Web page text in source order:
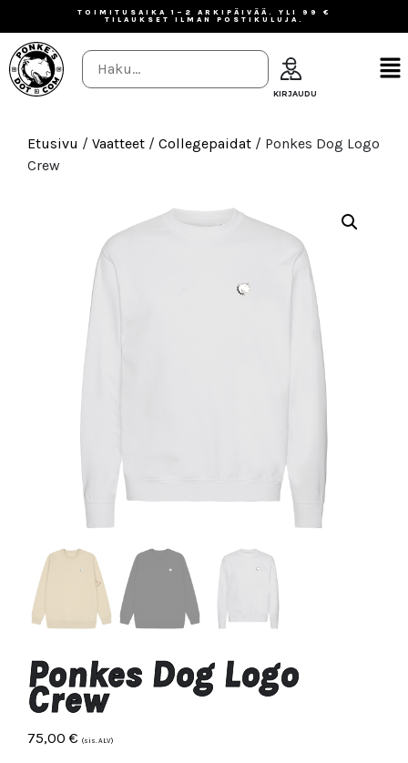
TOIMITUSAIKA 1–2 ARKIPÄIVÄÄ. YLI 99 €
TILAUKSET ILMAN POSTIKULUJA.
Etusivu / Vaatteet / Collegepaidat / Ponkes Dog Logo
Crew
Ponkes Dog Logo
Crew
75,00 € (sis. ALV)